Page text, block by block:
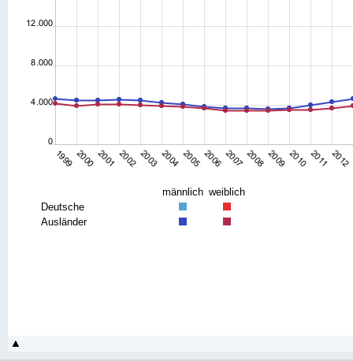
männlich weiblich
Deutsche
Ausländer